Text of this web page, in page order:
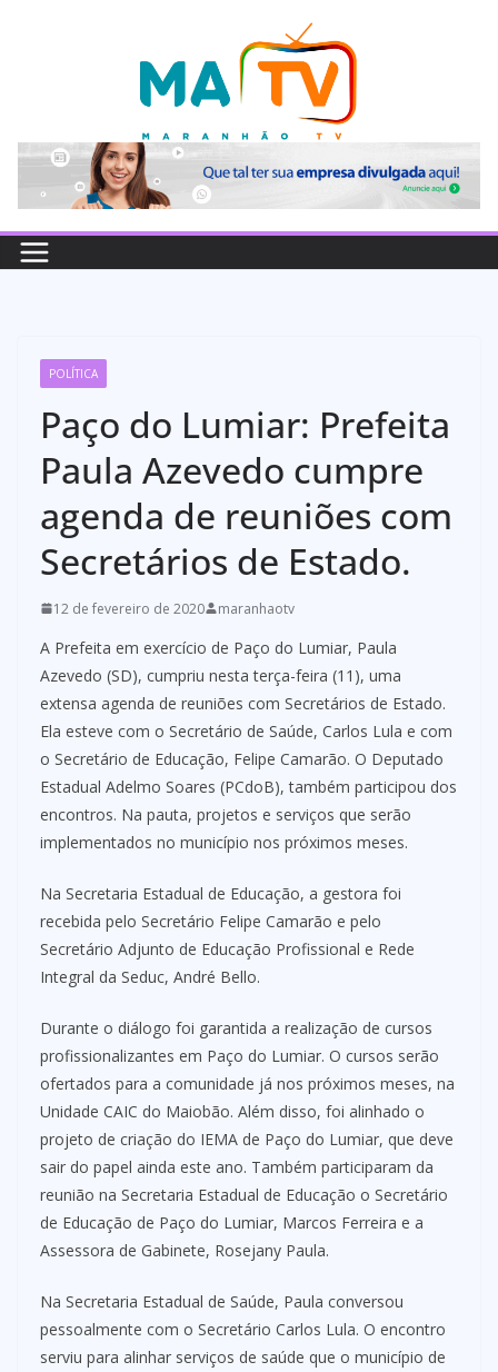
POLÍTICA
Paço do Lumiar: Prefeita
Paula Azevedo cumpre
agenda de reuniões com
Secretários de Estado.
12 de fevereiro de 2020 maranhaotv
A Prefeita em exercício de Paço do Lumiar, Paula
Azevedo (SD), cumpriu nesta terça-feira (11), uma
extensa agenda de reuniões com Secretários de Estado.
Ela esteve com o Secretário de Saúde, Carlos Lula e com
o Secretário de Educação, Felipe Camarão. O Deputado
Estadual Adelmo Soares (PCdoB), também participou dos
encontros. Na pauta, projetos e serviços que serão
implementados no município nos próximos meses.
Na Secretaria Estadual de Educação, a gestora foi
recebida pelo Secretário Felipe Camarão e pelo
Secretário Adjunto de Educação Profissional e Rede
Integral da Seduc, André Bello.
Durante o diálogo foi garantida a realização de cursos
profissionalizantes em Paço do Lumiar. O cursos serão
ofertados para a comunidade já nos próximos meses, na
Unidade CAIC do Maiobão. Além disso, foi alinhado o
projeto de criação do IEMA de Paço do Lumiar, que deve
sair do papel ainda este ano. Também participaram da
reunião na Secretaria Estadual de Educação o Secretário
de Educação de Paço do Lumiar, Marcos Ferreira e a
Assessora de Gabinete, Rosejany Paula.
Na Secretaria Estadual de Saúde, Paula conversou
pessoalmente com o Secretário Carlos Lula. O encontro
serviu para alinhar serviços de saúde que o município de